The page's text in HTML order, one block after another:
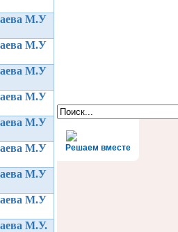
М.У
М.У
М.У
М.У
М.У
М.У
М.У
М.У
М.У.
Решаем вместе